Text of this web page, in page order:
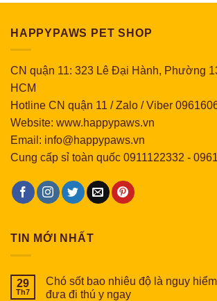
HAPPYPAWS PET SHOP
CN quận 11: 323 Lê Đại Hành, Phường
HCM
Hotline CN quận 11 / Zalo / Viber
Website: www.happypaws.vn
Email: info@happypaws.vn
Cung cấp sỉ toàn quốc 0911122332 -
TIN MỚI NHẤT
29
Th7
Chó sốt bao nhiêu độ là nguy
đưa đi thú y ngay